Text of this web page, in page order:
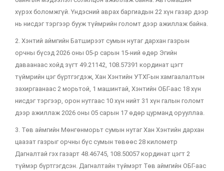
хүрэх боломжгүй. Үндэсний аврах баргиадын 22 хүн газар дээр
нь нисдэг тэргээр бууж түймрийн голомт дээр ажиллаж байна.
2. Хэнтий аймгийн Батширээт сумын нутаг дархан газрын
орчны бүсэд 2026 оны 05-р сарын 15-ний өдөр Эгийн
даваанаас хойд зүгт 49.21142, 108.57391 кординат цэгт
түймрийн цэг бүртгэгдэж, Хан Хэнтийн УТХГ-ын хамгаалалтын
захиргаанаас 2 морьтой, 1 машинтай, Хэнтийн ОБГ-аас 18 хүн
нисдэг тэргээр, орон нутгаас 10 хүн нийт 31 хүн галын голомт
дээр ажиллаж 2026 оны 05 сарын 17 өдөр цурманд орууллаа.
3. Төв аймгийн Мөнгөнморьт сумын нутаг Хан Хэнтийн дархан
цаазат газрыг орчны бүс сумын төвөөс 28 километр
Дагналтай гэх газарт 48.46745, 108.50057 кординат цэгт 2
түймэр бүртгэгдсэн. Дагналтайн түймэрт Төв аймгийн ОБГ-аас